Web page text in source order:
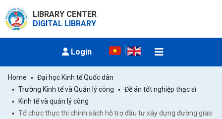
LIBRARY CENTER
DIGITAL LIBRARY
Login
Home
Đại học Kinh tế Quốc dân
Trường Kinh tế và Quản lý công
Đề án tốt nghiệp thạc sĩ
Kinh tế và quản lý công
Tổ chức thực thi chính sách hỗ trợ đầu tư xây dựng đường giao